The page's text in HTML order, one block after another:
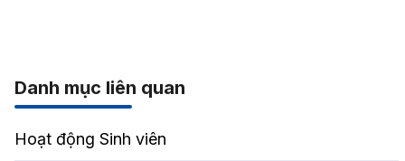
Danh mục liên quan
Hoạt động Sinh viên